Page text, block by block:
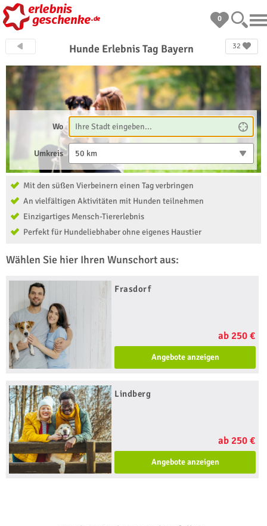
0
32
Hunde Erlebnis Tag Bayern
Wo
Umkreis 50 km
Mit den süßen Vierbeinern einen Tag verbringen
An vielfältigen Aktivitäten mit Hunden teilnehmen
Einzigartiges Mensch-Tiererlebnis
Perfekt für Hundeliebhaber ohne eigenes Haustier
Wählen Sie hier Ihren Wunschort aus:
Frasdorf
ab 250 €
Angebote anzeigen
Lindberg
ab 250 €
Angebote anzeigen